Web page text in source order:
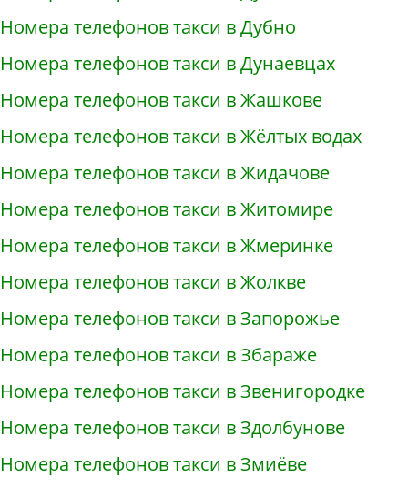
Номера телефонов такси в Дубно
Номера телефонов такси в Дунаевцах
Номера телефонов такси в Жашкове
Номера телефонов такси в Жёлтых водах
Номера телефонов такси в Жидачове
Номера телефонов такси в Житомире
Номера телефонов такси в Жмеринке
Номера телефонов такси в Жолкве
Номера телефонов такси в Запорожье
Номера телефонов такси в Збараже
Номера телефонов такси в Звенигородке
Номера телефонов такси в Здолбунове
Номера телефонов такси в Змиёве